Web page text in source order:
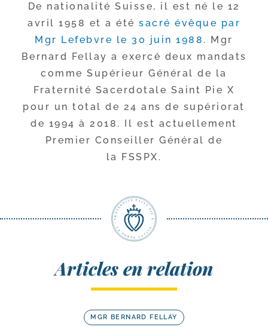
De natio­na­li­té Suisse, il est né le 12
avril 1958 et a été sacré évêque par
Mgr Lefebvre le 30 juin 1988 . Mgr
Bernard Fellay a exer­cé deux man­dats
comme Supérieur Général de la
Fraternité Sacerdotale Saint Pie X
pour un total de 24 ans de supé­rio­rat
de 1994 à 2018. Il est actuel­le­ment
Premier Conseiller Général de
la FSSPX.
Articles en relation
MGR BERNARD FELLAY